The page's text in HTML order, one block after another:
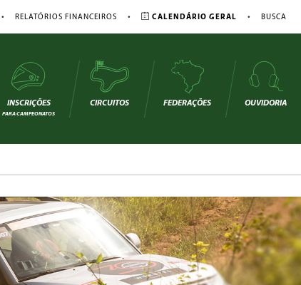
• RELATÓRIOS FINANCEIROS • CALENDÁRIO GERAL • BUSCA
INSCRIÇÕES
PARA CAMPEONATOS
CIRCUITOS FEDERAÇÕES OUVIDORIA